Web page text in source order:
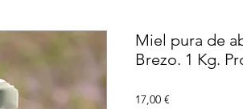
Miel pura de
Brezo. 1 Kg.
17,00 €